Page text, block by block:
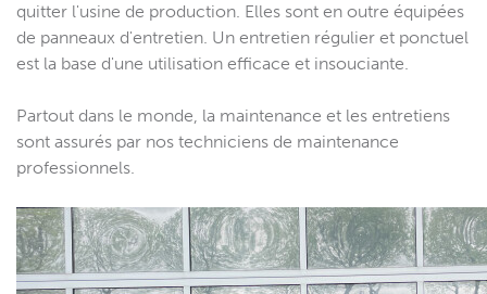
quitter l'usine de production. Elles sont en outre équipées
de panneaux d'entretien. Un entretien régulier et ponctuel
est la base d'une utilisation efficace et insouciante.
Partout dans le monde, la maintenance et les entretiens
sont assurés par nos techniciens de maintenance
professionnels.